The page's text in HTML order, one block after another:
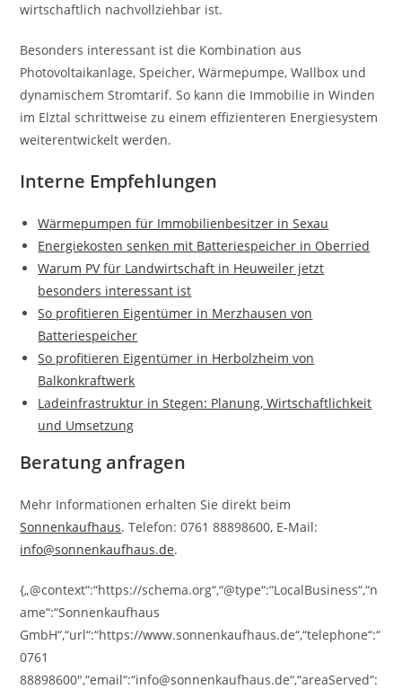
wirtschaftlich nachvollziehbar ist.
Besonders interessant ist die Kombination aus
Photovoltaikanlage, Speicher, Wärmepumpe, Wallbox und
dynamischem Stromtarif. So kann die Immobilie in Winden
im Elztal schrittweise zu einem effizienteren Energiesystem
weiterentwickelt werden.
Interne Empfehlungen
Wärmepumpen für Immobilienbesitzer in Sexau
Energiekosten senken mit Batteriespeicher in Oberried
Warum PV für Landwirtschaft in Heuweiler jetzt
besonders interessant ist
So profitieren Eigentümer in Merzhausen von
Batteriespeicher
So profitieren Eigentümer in Herbolzheim von
Balkonkraftwerk
Ladeinfrastruktur in Stegen: Planung, Wirtschaftlichkeit
und Umsetzung
Beratung anfragen
Mehr Informationen erhalten Sie direkt beim
Sonnenkaufhaus. Telefon: 0761 88898600, E-Mail:
info@sonnenkaufhaus.de.
{„@context“:“https://schema.org“,“@type“:“LocalBusiness“,“n
ame“:“Sonnenkaufhaus
GmbH“,“url“:“https://www.sonnenkaufhaus.de“,“telephone“:“
0761
88898600″,“email“:“info@sonnenkaufhaus.de“,“areaServed“: